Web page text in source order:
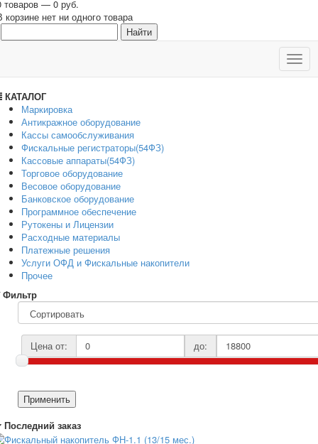
товаров — 0 руб.
корзине нет ни одного товара
КАТАЛОГ
Маркировка
Антикражное оборудование
Кассы самообслуживания
Фискальные регистраторы(54ФЗ)
Кассовые аппараты(54ФЗ)
Торговое оборудование
Весовое оборудование
Банковское оборудование
Программное обеспечение
Рутокены и Лицензии
Расходные материалы
Платежные решения
Услуги ОФД и Фискальные накопители
Прочее
Фильтр
Цена от: до:
Применить
Последний заказ